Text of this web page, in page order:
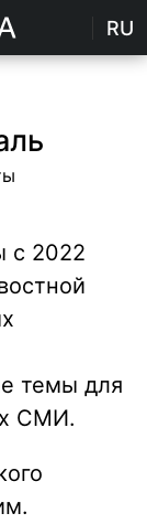
RU
с 2022
темы для
СМИ.